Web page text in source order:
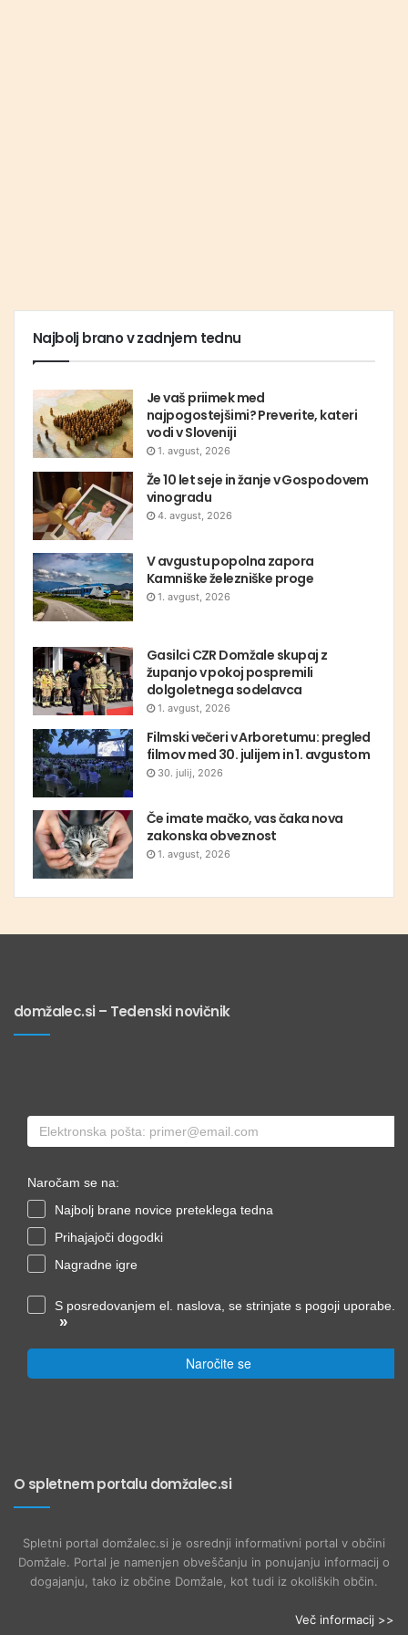
Najbolj brano v zadnjem tednu
Je vaš priimek med
najpogostejšimi? Preverite, kateri
vodi v Sloveniji
1. avgust, 2026
Že 10 let seje in žanje v Gospodovem
vinogradu
4. avgust, 2026
V avgustu popolna zapora
Kamniške železniške proge
1. avgust, 2026
Gasilci CZR Domžale skupaj z
županjo v pokoj pospremili
dolgoletnega sodelavca
1. avgust, 2026
Filmski večeri v Arboretumu: pregled
filmov med 30. julijem in 1. avgustom
30. julij, 2026
Če imate mačko, vas čaka nova
zakonska obveznost
1. avgust, 2026
domžalec.si – Tedenski novičnik
Naročam se na:
Najbolj brane novice preteklega tedna
Prihajajoči dogodki
Nagradne igre
S posredovanjem el. naslova, se strinjate s pogoji uporabe.
»
Naročite se
O spletnem portalu domžalec.si
Spletni portal domžalec.si je osrednji informativni portal v občini
Domžale. Portal je namenjen obveščanju in ponujanju informacij o
dogajanju, tako iz občine Domžale, kot tudi iz okoliških občin.
Več informacij >>